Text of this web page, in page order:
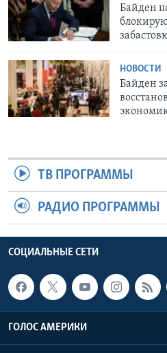
Байден
НОВОСТИ
Байден
ТВ ПРОГРАММЫ
РАДИО ПРОГРАММЫ
СОЦИАЛЬНЫЕ СЕТИ
ГОЛОС АМЕРИКИ